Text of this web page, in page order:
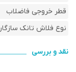
قطر خروجی فاضلاب
نوع فلاش تانک سازگار
نقد و بررسی